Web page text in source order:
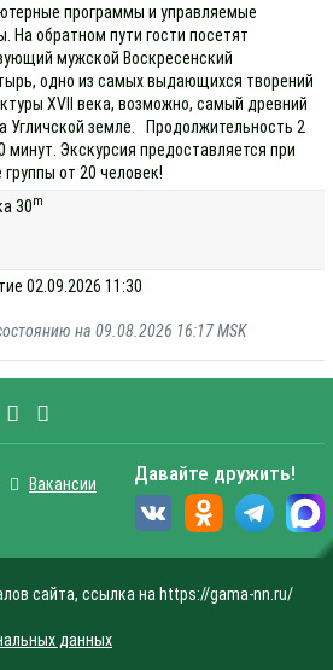
программы и управляемые
На обратном пути гости посетят
мужской Воскресенский
одно из самых выдающихся творений
XVII века, возможно, самый древний
Угличской земле. Продолжительность 2
минут. Экскурсия предоставляется при
группы от 20 человек!
30m
02.09.2026 11:30
на 09.08.2026 16:17 MSK
Вакансии
Давайте дружить!
сайта, ссылка на https://gama-nn.ru/
данных